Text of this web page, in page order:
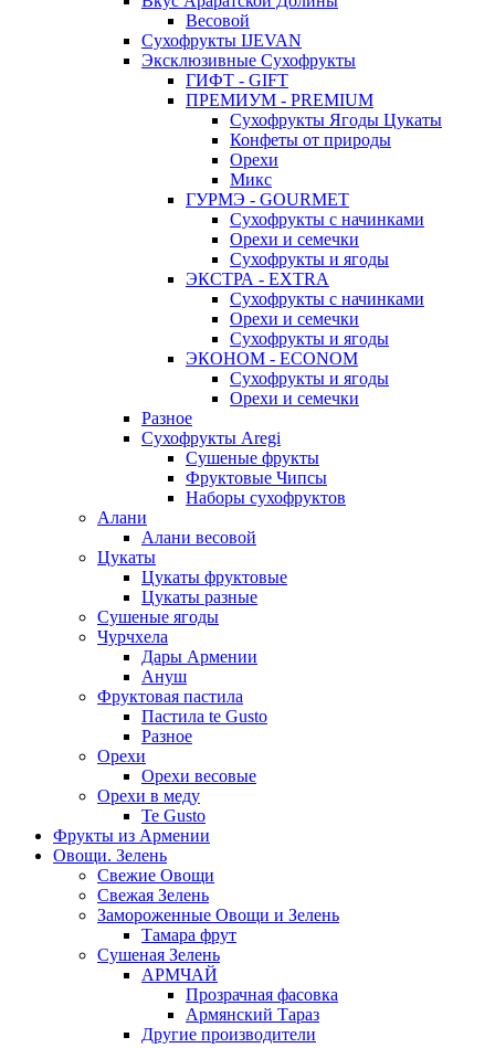
Весовой
Сухофрукты IJEVAN
Эксклюзивные Сухофрукты
ГИФТ - GIFT
ПРЕМИУМ - PREMIUM
Сухофрукты Ягоды Цукаты
Конфеты от природы
Орехи
Микс
ГУРМЭ - GOURMET
Сухофрукты с начинками
Орехи и семечки
Сухофрукты и ягоды
ЭКСТРА - EXTRA
Сухофрукты с начинками
Орехи и семечки
Сухофрукты и ягоды
ЭКОНОМ - ECONOM
Сухофрукты и ягоды
Орехи и семечки
Разное
Сухофрукты Aregi
Сушеные фрукты
Фруктовые Чипсы
Наборы сухофруктов
Алани
Алани весовой
Цукаты
Цукаты фруктовые
Цукаты разные
Сушеные ягоды
Чурчхела
Дары Армении
Ануш
Фруктовая пастила
Пастила te Gusto
Разное
Орехи
Орехи весовые
Орехи в меду
Te Gusto
Фрукты из Армении
Овощи. Зелень
Свежие Овощи
Свежая Зелень
Замороженные Овощи и Зелень
Тамара фрут
Сушеная Зелень
АРМЧАЙ
Прозрачная фасовка
Армянский Тараз
Другие производители